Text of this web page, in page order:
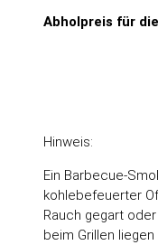
Abholpreis für
Hinweis:
Ein Barbecue-
kohlebefeuerter
Rauch gegart
beim Grillen